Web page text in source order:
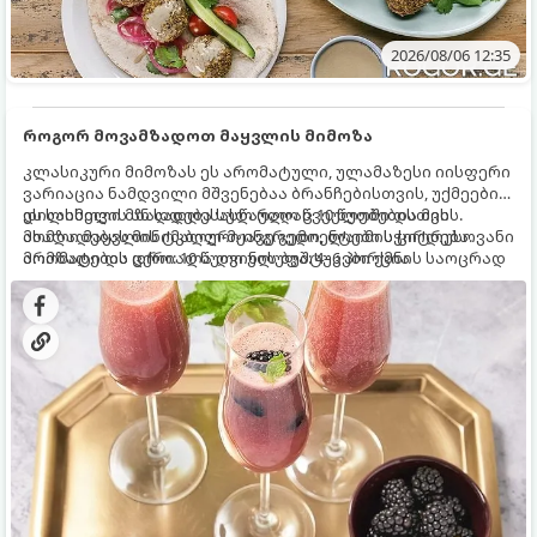
2026/08/06 12:35
როგორ მოვამზადოთ მაყვლის მიმოზა
კლასიკური მიმოზას ეს არომატული, ულამაზესი იისფერი
ვარიაცია ნამდვილი მშვენებაა ბრანჩებისთვის, უქმეების
დილისთვის ან სადღესასწაულო წვეულებებისთვის.
ახალი მაყვლის ტკბილ-მჟავე გემო, ლაიმის ციტრუსოვანი
არომატი და ცქრიალა ღვინის ბუშტუკები ქმნის საოცრად
დახვეწილ და მაგრილებელ კოქტეილს.
ეს სასმელი მზადდება სულ რაღაც 10 წუთში და მის
მომზადებას მინიმალური ინგრედიენტები სჭირდება.
მომზადების დრო: 10 წუთი ულუფა: 4–6 პორცია